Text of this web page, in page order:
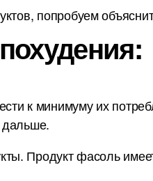
попробуем
к минимуму их
дальше.
Продукт фасоль